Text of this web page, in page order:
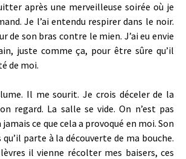
après une merveilleuse soirée où je
Je l’ai entendu respirer dans le noir.
de son bras contre le mien. J’ai eu envie
juste comme ça, pour être sûre qu’il
de moi.
Il me sourit. Je crois déceler de la
regard. La salle se vide. On n’est pas
ce que cela a provoqué en moi. Son
qu’il parte à la découverte de ma bouche.
il vienne récolter mes baisers, ces